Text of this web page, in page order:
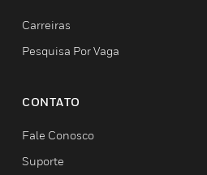
Carreiras
Pesquisa Por Vaga
CONTATO
Fale Conosco
Suporte